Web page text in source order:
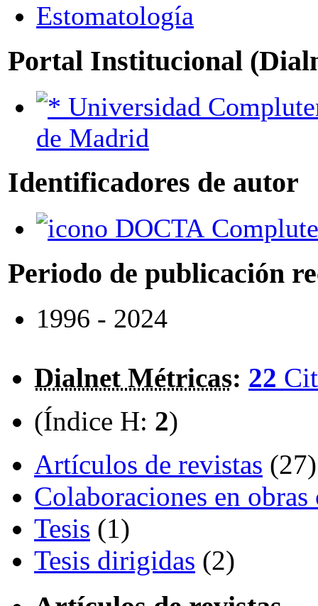
Estomatología
Portal Institucional
de Madrid
Identificadores de autor
DOCTA
Periodo de publicación
1996 - 2024
Dialnet Métricas: 22
(Índice H: 2)
Artículos de revistas (27)
Colaboraciones en
Tesis (1)
Tesis dirigidas (2)